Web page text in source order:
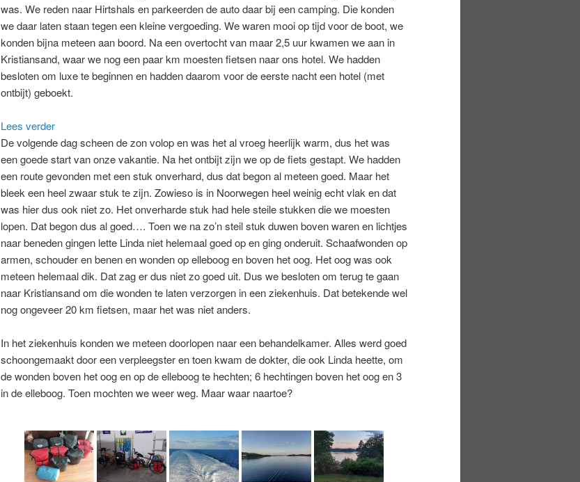
was. We reden naar Hirtshals en parkeerden de auto daar bij een camping. Die konden
we daar laten staan tegen een kleine vergoeding. We waren mooi op tijd voor de boot, we
konden bijna meteen aan boord. Na een overtocht van maar 2,5 uur kwamen we aan in
Kristiansand, waar we nog een paar km moesten fietsen naar ons hotel. We hadden
besloten om luxe te beginnen en hadden daarom voor de eerste nacht een hotel (met
ontbijt) geboekt.
Lees verder:
Noorwegen
2022
De volgende dag scheen de zon volop en was het al vroeg heerlijk warm, dus het was
een goede start van onze vakantie. Na het ontbijt zijn we op de fiets gestapt. We hadden
een route gevonden met een stuk onverhard, dus dat begon al meteen goed. Maar het
bleek een heel zwaar stuk te zijn. Zowieso is in Noorwegen heel weinig echt vlak en dat
was hier dus ook niet zo. Het onverharde stuk had hele steile stukken die we moesten
lopen. Dat begon dus al goed…. Toen we na zo’n steil stuk duwen boven waren en lichtjes
naar beneden gingen lette Linda niet helemaal goed op en ging onderuit. Schaafwonden op
armen, schouder en benen en wonden op elleboog en boven het oog. Het oog was ook
meteen helemaal dik. Dat zag er dus niet zo goed uit. Dus we besloten om terug te gaan
naar Kristiansand om die wonden te laten verzorgen in een ziekenhuis. Dat betekende wel
nog ongeveer 20 km fietsen, maar het was niet anders.
In het ziekenhuis konden we meteen doorlopen naar een behandelkamer. Alles werd goed
schoongemaakt door een verpleegster en toen kwam de dokter, die ook Linda heette, om
de wonden boven het oog en op de elleboog te hechten; 6 hechtingen boven het oog en 3
in de elleboog. Toen mochten we weer weg. Maar waar naartoe?